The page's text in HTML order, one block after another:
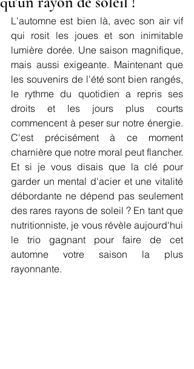
L'automne est bien là, avec son air vif
qui rosit les joues et son inimitable
lumière dorée. Une saison magnifique,
mais aussi exigeante. Maintenant que
les souvenirs de l'été sont bien rangés,
le rythme du quotidien a repris ses
droits et les jours plus courts
commencent à peser sur notre énergie.
C'est précisément à ce moment
charnière que notre moral peut flancher.
Et si je vous disais que la clé pour
garder un mental d'acier et une vitalité
débordante ne dépend pas seulement
des rares rayons de soleil ? En tant que
nutritionniste, je vous révèle aujourd'hui
le trio gagnant pour faire de cet
automne votre saison la plus
rayonnante.